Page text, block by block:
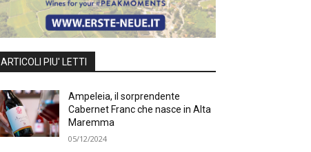
ARTICOLI PIU' LETTI
Ampeleia, il sorprendente
Cabernet Franc che nasce in Alta
Maremma
05/12/2024